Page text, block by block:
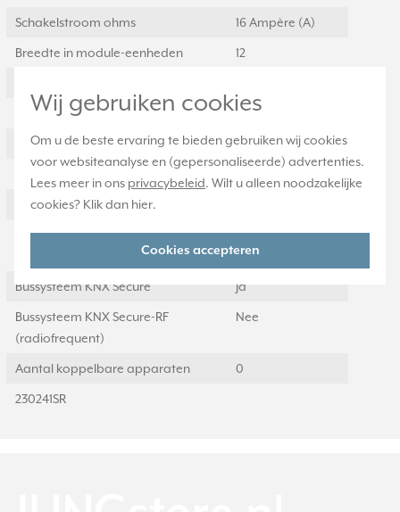
Wij gebruiken cookies
Om u de beste ervaring te bieden gebruiken wij cookies
voor websiteanalyse en (gepersonaliseerde) advertenties.
Lees meer in ons privacybeleid. Wilt u alleen noodzakelijke
cookies? Klik dan hier.
Cookies accepteren
Schakelstroom ohms 16 Ampère (A)
Breedte in module-eenheden 12
Bussysteem LON Nee
Manuele bediening Ja
Met LED indicatie
Bussysteem KNX-RF
Nee
Bussysteem KNX Secure Ja
Bussysteem KNX Secure-RF
(radiofrequent)
Nee
Aantal koppelbare apparaten 0
230241SR